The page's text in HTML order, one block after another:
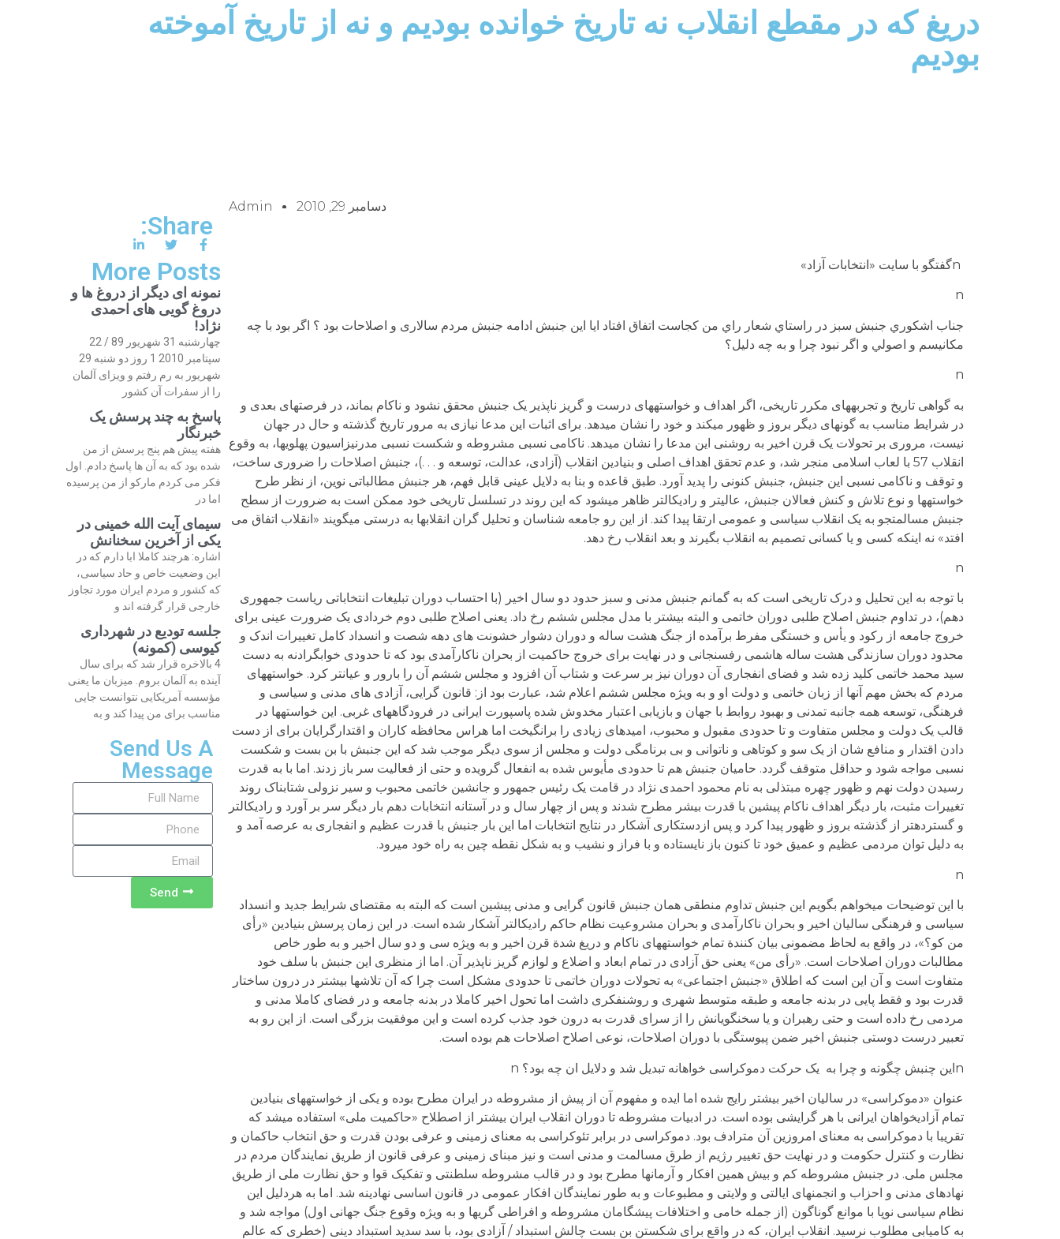
دریغ که در مقطع انقلاب نه تاریخ خوانده بودیم و نه از تاریخ آموخته
بودیم
دسامبر 29, 2010 Admin
n
جناب اشکوري جنبش سبز در راستاي شعار راي من کجاست اتفاق افتاد ايا اين جنبش ادامه جنبش مردم سالاری و اصلاحات بود ؟ اگر بود با چه
مکانیسم و اصولي و اگر نبود چرا و به چه دلیل؟
n
به گواهی تاریخ و تجربه­های مکرر تاریخی، اگر اهداف و خواسته­های درست و گریز ناپذیر یک جنبش محقق نشود و ناکام بماند، در فرصت­های بعدی و
در شرایط مناسب به گونه­ای دیگر بروز و ظهور می­کند و خود را نشان می­دهد. برای اثبات این مدعا نیازی به مرور تاریخ گذشته و حال در جهان
نیست، مروری بر تحولات یک قرن اخیر به روشنی این مدعا را نشان می­دهد. ناکامی نسبی مشروطه و شکست نسبی مدرنیزاسیون پهلوی­ها، به وقوع
انقلاب 57 با لعاب اسلامی منجر شد، و عدم تحقق اهداف اصلی و بنیادین انقلاب (آزادی، عدالت، توسعه و . . .)، جنبش اصلاحات را ضروری ساخت،
و توقف و ناکامی نسبی این جنبش، جنبش کنونی را پدید آورد. طبق قاعده و بنا به دلایل عینی قابل فهم، هر جنبش مطالباتی نوین، از نظر طرح
خواسته­ها و نوع تلاش و کنش فعالان جنبش، عالی­تر و رادیکال­تر ظاهر می­شود که این روند در تسلسل تاریخی خود ممکن است به ضرورت از سطح
جنبش مسالمت­جو به یک انقلاب سیاسی و عمومی ارتقا پیدا کند. از این رو جامعه شناسان و تحلیل گران انقلابها به درستی می­گویند «انقلاب اتفاق می
افتد» نه اینکه کسی و یا کسانی تصمیم به انقلاب بگیرند و بعد انقلاب رخ دهد.
n
با توجه به این تحلیل و درک تاریخی است که به گمانم جنبش مدنی و سبز حدود دو سال اخیر (با احتساب دوران تبلیغات انتخاباتی ریاست جمهوری
دهم)، در تداوم جنبش اصلاح طلبی دوران خاتمی و البته بیشتر با مدل مجلس ششم رخ داد. یعنی اصلاح طلبی دوم خردادی یک ضرورت عینی برای
خروج جامعه از رکود و یأس و خستگی مفرط برآمده از جنگ هشت ساله و دوران دشوار خشونت های دهه شصت و انسداد کامل تغییرات اندک و
محدود دوران سازندگی هشت ساله هاشمی رفسنجانی و در نهایت برای خروج حاکمیت از بحران ناکارآمدی بود که تا حدودی خوابگرادنه به دست
سید محمد خاتمی کلید زده شد و فضای انفجاری آن دوران نیز بر سرعت و شتاب آن افزود و مجلس ششم آن را بارور و عیان­تر کرد. خواسته­های
مردم که بخش مهم آنها از زبان خاتمی و دولت او و به ویژه مجلس ششم اعلام شد، عبارت بود از: قانون گرایی، آزادی های مدنی و سیاسی و
فرهنگی، توسعه همه جانبه تمدنی و بهبود روابط با جهان و بازیابی اعتبار مخدوش شده پاسپورت ایرانی در فرودگاههای غربی. این خواسته­ها در
قالب یک دولت و مجلس متفاوت و تا حدودی مقبول و محبوب، امیدهای زیادی را برانگیخت اما هراس محافظه کاران و اقتدارگرایان برای از دست
دادن اقتدار و منافع شان از یک سو و کوتاهی و ناتوانی و بی برنامگی دولت و مجلس از سوی دیگر موجب شد که این جنبش با بن بست و شکست
نسبی مواجه شود و حداقل متوقف گردد. حامیان جنبش هم تا حدودی مأیوس شده به انفعال گرویده و حتی از فعالیت سر باز زدند. اما با به قدرت
رسیدن دولت نهم و ظهور چهره مبتذلی به نام محمود احمدی نژاد در قامت یک رئیس جمهور و جانشین خاتمی محبوب و سیر نزولی شتابناک روند
تغییرات مثبت، بار دیگر اهداف ناکام پیشین با قدرت بیشر مطرح شدند و پس از چهار سال و در آستانه انتخابات دهم بار دیگر سر بر آورد و رادیکال­تر
و گسترده­تر از گذشته بروز و ظهور پیدا کرد و پس ازدستکاری آشکار در نتایج انتخابات اما این بار جنبش با قدرت عظیم و انفجاری به عرصه آمد و
به دلیل توان مردمی عظیم و عمیق خود تا کنون باز نایستاده و با فراز و نشیب و به شکل نقطه چین به راه خود می­رود.
n
با این توضیحات می­خواهم بگویم این جنبش تداوم منطقی همان جنبش قانون گرایی و مدنی پیشین است که البته به مقتضای شرایط جدید و انسداد
سیاسی و فرهنگی سالیان اخیر و بحران ناکارآمدی و بحران مشروعیت نظام حاکم رادیکال­تر آشکار شده است. در این زمان پرسش بنیادین «رأی
من کو؟»، در واقع به لحاظ مضمونی بیان کنندة تمام خواسته­های ناکام و دریغ شدة قرن اخیر و به ویژه سی و دو سال اخیر و به طور خاص
مطالبات دوران اصلاحات است. «رأی من» یعنی حق آزادی در تمام ابعاد و اضلاع و لوازم گریز ناپذیر آن. اما از منظری این جنبش با سلف خود
متفاوت است و آن این است که اطلاق «جنبش اجتماعی» به تحولات دوران خاتمی تا حدودی مشکل است چرا که آن تلاش­ها بیشتر در درون ساختار
قدرت بود و فقط پایی در بدنه جامعه و طبقه متوسط شهری و روشنفکری داشت اما تحول اخیر کاملا در بدنه جامعه و در فضای کاملا مدنی و
مردمی رخ داده است و حتی رهبران و یا سخنگویانش را از سرای قدرت به درون خود جذب کرده است و این موفقیت بزرگی است. از این رو به
تعبیر درست دوستی جنبش اخیر ضمن پیوستگی با دوران اصلاحات، نوعی اصلاح اصلاحات هم بوده است.
nاین چنبش چگونه و چرا به يک حرکت دموکراسی خواهانه تبديل شد و دلايل ان چه بود؟ n
عنوان «دموکراسی» در سالیان اخیر بیشتر رایج شده اما ایده و مفهوم آن از پیش از مشروطه در ایران مطرح بوده و یکی از خواسته­های بنیادین
تمام آزادیخواهان ایرانی با هر گرایشی بوده است. در ادبیات مشروطه تا دوران انقلاب ایران بیشتر از اصطلاح «حاکمیت ملی» استفاده می­شد که
تقریبا با دموکراسی به معنای امروزین آن مترادف بود. دموکراسی در برابر تئوکراسی به معنای زمینی و عرفی بودن قدرت و حق انتخاب حاکمان و
نظارت و کنترل حکومت و در نهایت حق تغییر رژیم از طرق مسالمت و مدنی است و نیز مبنای زمینی و عرفی قانون از طریق نمایندگان مردم در
مجلس ملی. در جنبش مشروطه کم و بیش همین افکار و آرمانها مطرح بود و در قالب مشروطه سلطنتی و تفکیک قوا و حق نظارت ملی از طریق
نهادهای مدنی و احزاب و انجمن­های ایالتی و ولایتی و مطبوعات و به طور نمایندگان افکار عمومی در قانون اساسی نهادینه شد. اما به هردلیل این
نظام سیاسی نوپا با موانع گوناگون (از جمله خامی و اختلافات پیشگامان مشروطه و افراطی گری­ها و به ویژه وقوع جنگ جهانی اول) مواجه شد و
به کامیابی مطلوب نرسید. انقلاب ایران، که در واقع برای شکستن بن بست چالش استبداد / آزادی بود، با سد سدید استبداد دینی (خطری که عالم
Share:
More Posts
نمونه ای دیگر از دروغ ها و
دروغ گویی های احمدی
نژاد!
چهارشنبه 31 شهریور 89 / 22
سپتامبر 2010 1 روز دو شنبه 29
شهریور به رم رفتم و ویزای آلمان
را از سفرات آن کشور
پاسخ به چند پرسش یک
خبرنگار
هفته پیش هم پنج پرسش از من
شده بود که به آن ها پاسخ دادم. اول
فکر می کردم مارکو از من پرسیده
اما در
سیمای آیت الله خمینی در
یکی از آخرین سخنانش
اشاره: هرچند کاملا ابا دارم که در
این وضعیت خاص و حاد سیاسی،
که کشور و مردم ایران مورد تجاوز
خارجی قرار گرفته اند و
جلسه تودیع در شهرداری
کیوسی (کمونه)
4 بالاخره قرار شد که برای سال
آینده به آلمان بروم. میزبان ما یعنی
مؤسسه آمریکایی نتوانست جایی
مناسب برای من پیدا کند و به
Send Us A
Message
Send